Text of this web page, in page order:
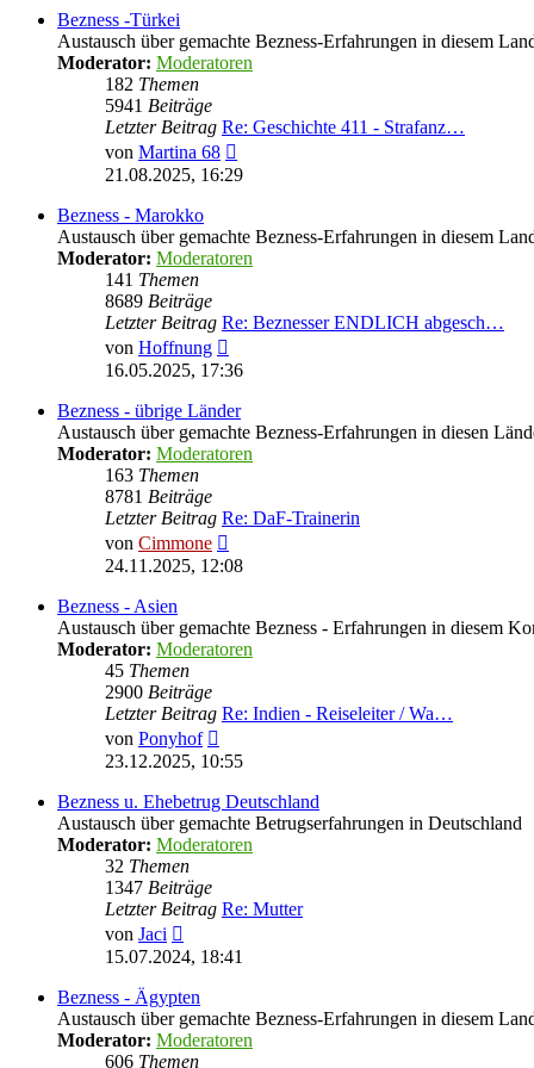
Bezness -Türkei
Austausch über gemachte Bezness-Erfahrungen in diesem
Moderator: Moderatoren
182 Themen
5941 Beiträge
Letzter Beitrag Re: Geschichte 411 - Strafanz…
von Martina 68
Beitrag
21.08.2025, 16:29
Bezness - Marokko
Austausch über gemachte Bezness-Erfahrungen in diesem
Moderator: Moderatoren
141 Themen
8689 Beiträge
Letzter Beitrag Re: Beznesser ENDLICH abgesch…
von Hoffnung
Beitrag
16.05.2025, 17:36
Bezness - übrige Länder
Austausch über gemachte Bezness-Erfahrungen in diesen
Moderator: Moderatoren
163 Themen
8781 Beiträge
Letzter Beitrag Re: DaF-Trainerin
von Cimmone
Beitrag
24.11.2025, 12:08
Bezness - Asien
Austausch über gemachte Bezness - Erfahrungen in diesem
Moderator: Moderatoren
45 Themen
2900 Beiträge
Letzter Beitrag Re: Indien - Reiseleiter / Wa…
von Ponyhof
Beitrag
23.12.2025, 10:55
Bezness u. Ehebetrug Deutschland
Austausch über gemachte Betrugserfahrungen in Deutschland
Moderator: Moderatoren
32 Themen
1347 Beiträge
Letzter Beitrag Re: Mutter
von Jaci
Beitrag
15.07.2024, 18:41
Bezness - Ägypten
Austausch über gemachte Bezness-Erfahrungen in diesem
Moderator: Moderatoren
606 Themen